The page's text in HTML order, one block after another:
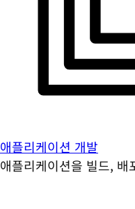
애플리케이션 개발
애플리케이션을 빌드,